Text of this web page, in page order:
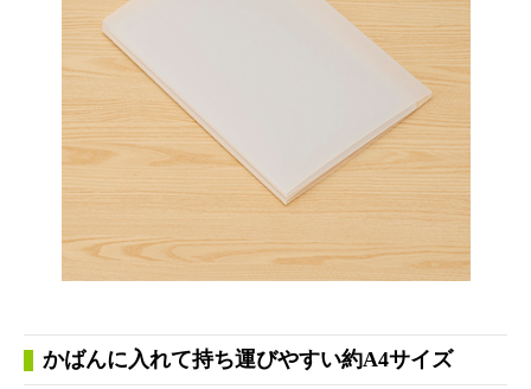
かばんに入れて持ち運びやすい約A4サイズ